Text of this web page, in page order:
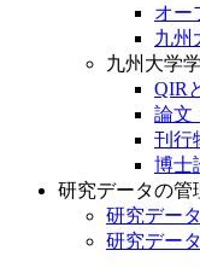
オー
九州
九州大学
QIR
論文
刊行
博士
研究データの管
研究デー
研究デー